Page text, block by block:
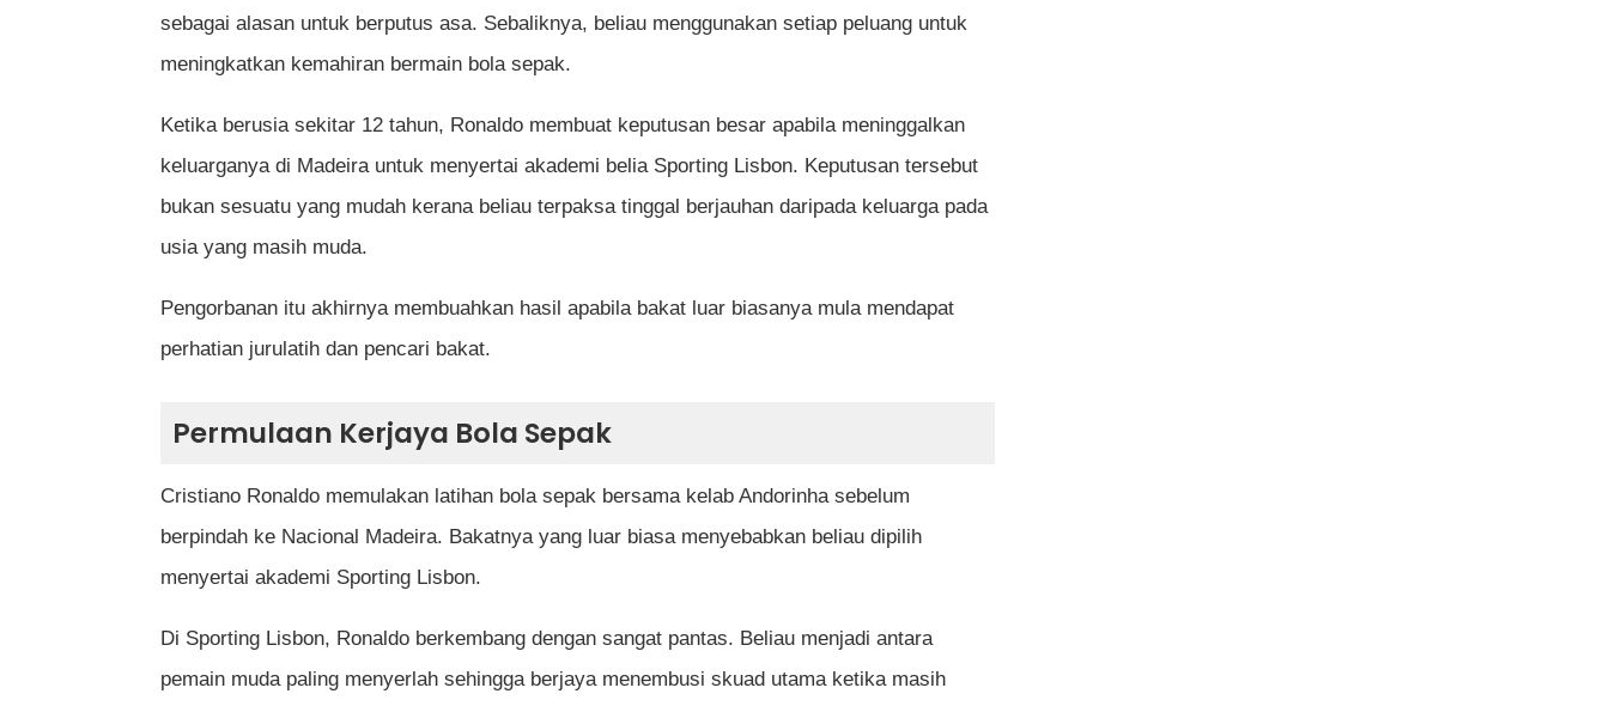
sebagai alasan untuk berputus asa. Sebaliknya, beliau menggunakan setiap peluang untuk
meningkatkan kemahiran bermain bola sepak.
Ketika berusia sekitar 12 tahun, Ronaldo membuat keputusan besar apabila meninggalkan
keluarganya di Madeira untuk menyertai akademi belia Sporting Lisbon. Keputusan tersebut
bukan sesuatu yang mudah kerana beliau terpaksa tinggal berjauhan daripada keluarga pada
usia yang masih muda.
Pengorbanan itu akhirnya membuahkan hasil apabila bakat luar biasanya mula mendapat
perhatian jurulatih dan pencari bakat.
Permulaan Kerjaya Bola Sepak
Cristiano Ronaldo memulakan latihan bola sepak bersama kelab Andorinha sebelum
berpindah ke Nacional Madeira. Bakatnya yang luar biasa menyebabkan beliau dipilih
menyertai akademi Sporting Lisbon.
Di Sporting Lisbon, Ronaldo berkembang dengan sangat pantas. Beliau menjadi antara
pemain muda paling menyerlah sehingga berjaya menembusi skuad utama ketika masih